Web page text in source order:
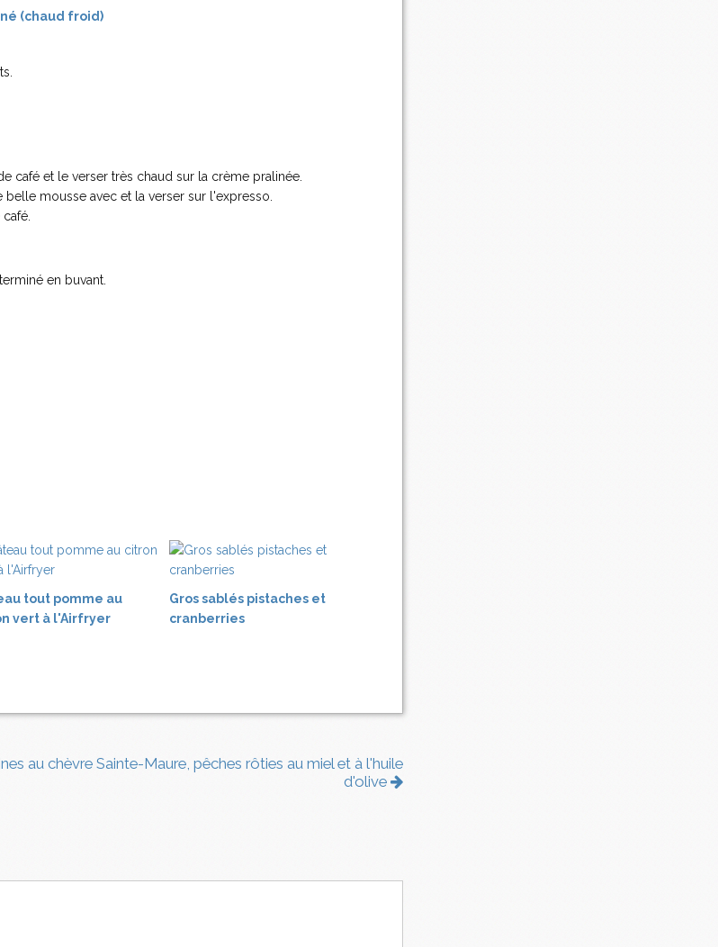
café et le verser très chaud sur la crème pralinée.
mousse avec et la verser sur l'expresso.
en buvant.
tout pomme au
vert à l'Airfryer
Gros sablés pistaches et
cranberries
au chèvre Sainte-Maure, pêches rôties au miel et à l'huile
d'olive